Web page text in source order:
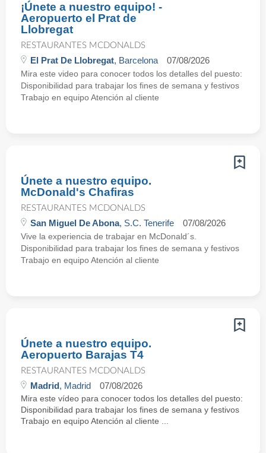
¡Únete a nuestro equipo! -
Aeropuerto el Prat de
Llobregat
RESTAURANTES MCDONALDS
El Prat De Llobregat, Barcelona 07/08/2026
Mira este video para conocer todos los detalles del puesto:
Disponibilidad para trabajar los fines de semana y festivos
Trabajo en equipo Atención al cliente
Únete a nuestro equipo.
McDonald's Chafiras
RESTAURANTES MCDONALDS
San Miguel De Abona, S.C. Tenerife 07/08/2026
Vive la experiencia de trabajar en McDonald´s.
Disponibilidad para trabajar los fines de semana y festivos
Trabajo en equipo Atención al cliente
Únete a nuestro equipo.
Aeropuerto Barajas T4
RESTAURANTES MCDONALDS
Madrid, Madrid 07/08/2026
Mira este vídeo para conocer todos los detalles del puesto:
Disponibilidad para trabajar los fines de semana y festivos
Trabajo en equipo Atención al cliente ...